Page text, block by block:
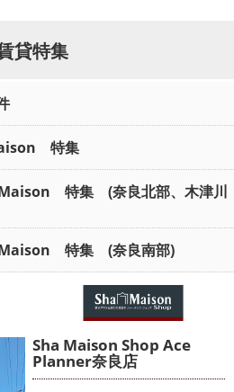
貸特集
特集
特集 (奈良北部、木津川
特集 (奈良南部)
Sha Maison Shop Ace
Planner奈良店